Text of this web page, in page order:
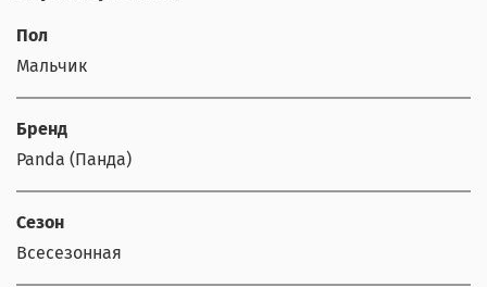
Пол
Мальчик
Бренд
Panda (Панда)
Сезон
Всесезонная